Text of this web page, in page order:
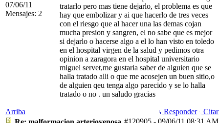
07/06/11
Mensajes: 2
tratarlo pero mas tiene dejarlo, el problema es que
hay que embolizar y ai que hacerlo de tres veces
con el riesgo que al hacer una las demas cojan
mucha presion y sangren, el no sabe que es mejor
si dejarlo o hacerse algo a el lo han visto en toledo
en el hospital virgen de la salud y pedimos otra
opinion a zaragora en el hospital universitario
miguel servet,me gustaria saber de alguien que se
halla tratado alli o que me acosejen un buen sitio,o
de alguien qeu tenga algo parecido y se lo halla
tratado o no . un saludo gracias
Arriba Responder
Citar
#120905 - 09/06/11 08:31 AM